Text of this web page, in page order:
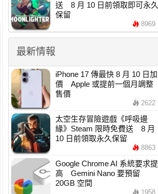
送 8 月 10 日前領取即可永久
保留
8969
最新情報
iPhone 17 傳最快 8 月 10 日加
價 Apple 或提前一個月調整
售價
2622
太空生存冒險遊戲《呼吸邊
緣》Steam 限時免費送 8 月
10 日前領取永久保留
8863
Google Chrome AI 系統要求提
高 Gemini Nano 要預留
20GB 空間
1958